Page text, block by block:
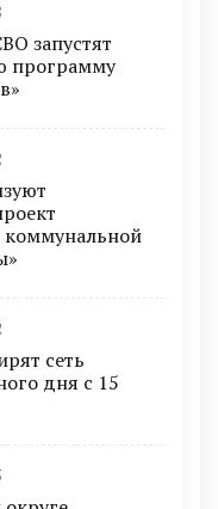
запустят
программу
сеть
дня с 15